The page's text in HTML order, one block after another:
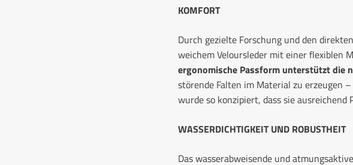
KOMFORT
Durch gezielte Forschung und den
weichem Veloursleder mit einer flexiblen
ergonomische Passform unterstützt die
störende Falten im Material zu erzeugen
wurde so konzipiert, dass sie
WASSERDICHTIGKEIT UND ROBUSTHEIT
Das wasserabweisende und